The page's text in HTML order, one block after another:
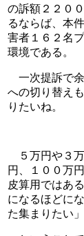
の訴額２２０
るならば、本
害者１６２名
環境である。
一次提訴で
への切り替え
りたいね。
５万円や３
円、１００万
皮算用ではあ
になるほどに
た集まりたい